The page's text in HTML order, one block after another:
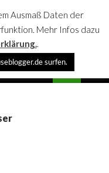
Ausmaß Daten der
Mehr Infos dazu
.
surfen.